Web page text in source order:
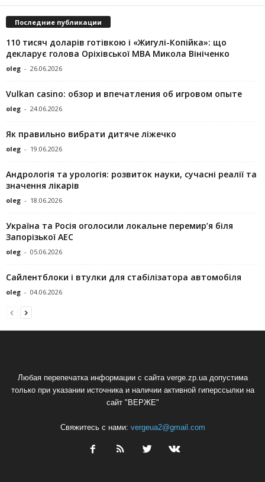
Последние публикации
110 тисяч доларів готівкою і «Жигулі-Копійка»: що
декларує голова Оріхівської МВА Микола Вініченко
oleg - 26.06.2026
Vulkan casino: обзор и впечатления об игровом опыте
oleg - 24.06.2026
Як правильно вибрати дитяче ліжечко
oleg - 19.06.2026
Андрологія та урологія: розвиток науки, сучасні реалії та
значення лікарів
oleg - 18.06.2026
Україна та Росія оголосили локальне перемир’я біля
Запорізької АЕС
oleg - 05.06.2026
Сайлентблоки і втулки для стабілізатора автомобіля
oleg - 04.06.2026
Любая перепечатка информации с сайта verge.zp.ua допустима
только при указании источника и наличии активной гиперссылки на
сайт "ВЕРЖЕ"
Свяжитесь с нами: vergeua2@gmail.com